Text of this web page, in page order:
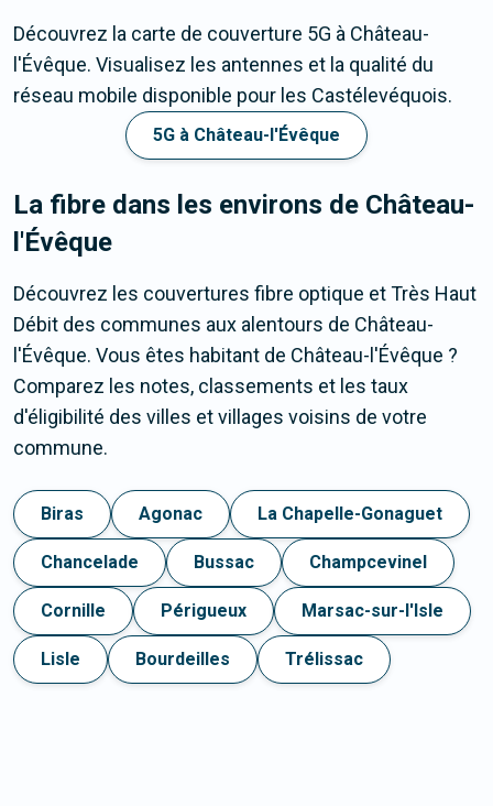
Découvrez la carte de couverture 5G à Château-
l'Évêque. Visualisez les antennes et la qualité du
réseau mobile disponible pour les Castélevéquois.
5G à Château-l'Évêque
La fibre dans les environs de Château-
l'Évêque
Découvrez les couvertures fibre optique et Très Haut
Débit des communes aux alentours de Château-
l'Évêque. Vous êtes habitant de Château-l'Évêque ?
Comparez les notes, classements et les taux
d'éligibilité des villes et villages voisins de votre
commune.
Biras Agonac La Chapelle-Gonaguet
Chancelade Bussac Champcevinel
Cornille Périgueux Marsac-sur-l'Isle
Lisle Bourdeilles Trélissac